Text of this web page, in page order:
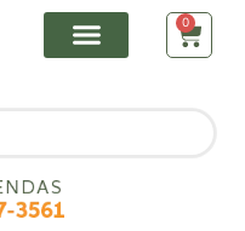
0